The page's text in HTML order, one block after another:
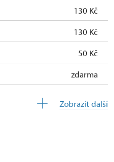
130 Kč
130 Kč
50 Kč
zdarma
Zobrazit další